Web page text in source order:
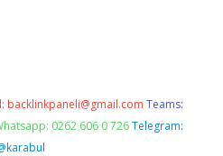
backlinkpaneli@gmail.com Teams:
0262 606 0 726 Telegram: